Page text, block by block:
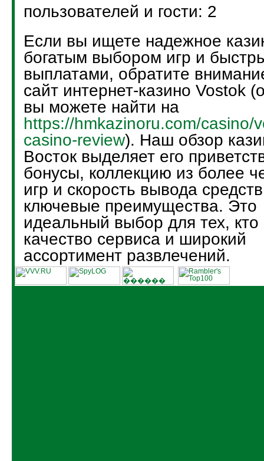
пользователей и гости: 2
Если вы ищете надежное
богатым выбором игр и
выплатами, обратите
сайт интернет-казино Vostok
вы можете найти на
https://hmkazinoru.com/casino/
casino-review). Наш обзор
Восток выделяет его
бонусы, коллекцию из более
игр и скорость вывода
ключевые преимущества. Это
идеальный выбор для тех, кто
качество сервиса и широкий
ассортимент развлечений.